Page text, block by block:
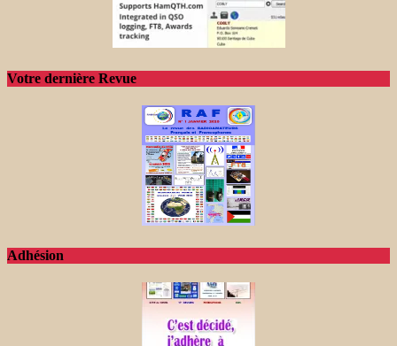
Votre dernière Revue
Adhésion